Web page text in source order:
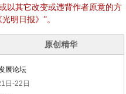
以其它改变或违背作者原意的方
明日报》”。